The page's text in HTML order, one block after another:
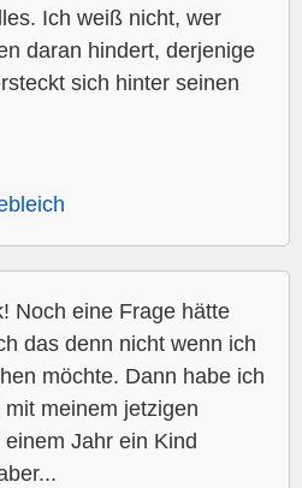
Ich weiß nicht, wer
daran hindert, derjenige
sich hinter seinen
Noch eine Frage hätte
das denn nicht wenn ich
möchte. Dann habe ich
meinem jetzigen
Jahr ein Kind